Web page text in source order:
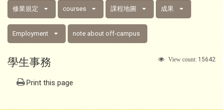
修業規定 courses 課程地圖 成果
Employment note about off-campus
View count: 15642
學生事務
Print this page